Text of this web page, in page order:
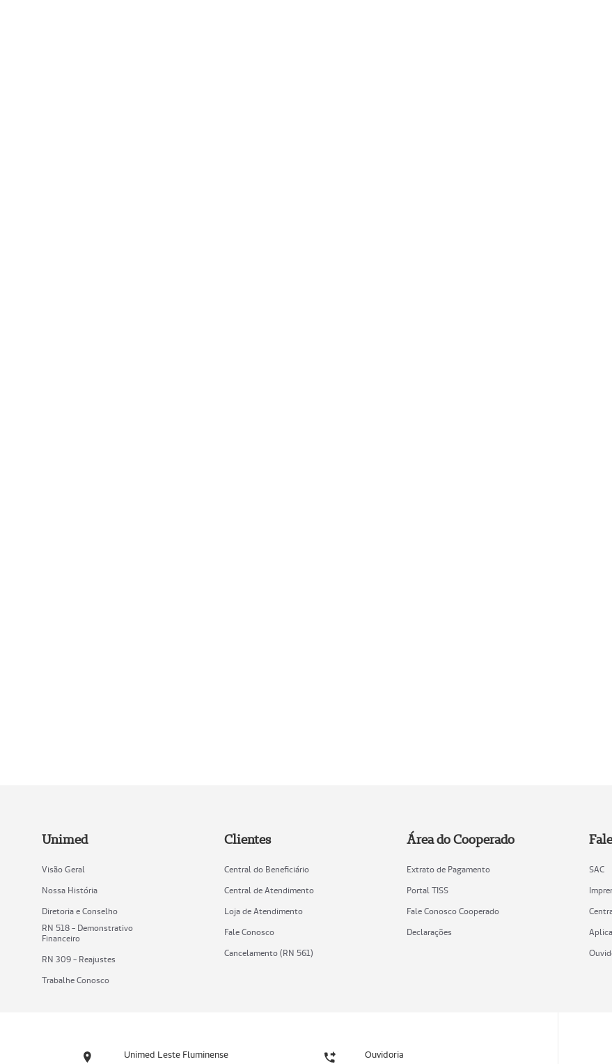
Unimed
Visão Geral
Nossa História
Diretoria e Conselho
RN 518 - Demonstrativo
Financeiro
RN 309 - Reajustes
Trabalhe Conosco
Clientes
Central do Beneficiário
Central de Atendimento
Loja de Atendimento
Fale Conosco
Cancelamento (RN 561)
Área do Cooperado
Extrato de Pagamento
Portal TISS
Fale Conosco Cooperado
Declarações
SAC
Unimed Leste Fluminense Ouvidoria